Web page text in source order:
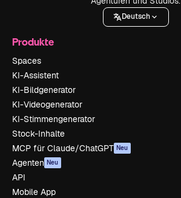
Deutsch
Produkte
Spaces
KI-Assistent
KI-Bildgenerator
KI-Videogenerator
KI-Stimmengenerator
Stock-Inhalte
MCP für Claude/ChatGPT Neu
Agenten Neu
API
Mobile App